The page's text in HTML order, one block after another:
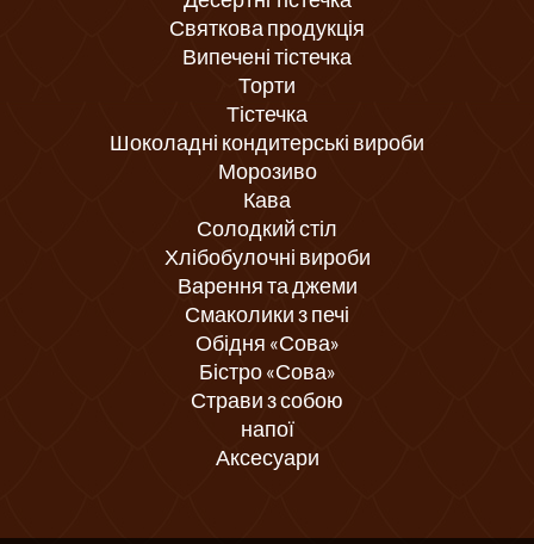
Святкова продукція
Випечені тістечка
Торти
Тістечка
Шоколадні кондитерські вироби
Морозиво
Кава
Солодкий стіл
Хлібобулочні вироби
Варення та джеми
Смаколики з печі
Обідня «Сова»
Бістро «Сова»
Страви з собою
напої
Аксесуари